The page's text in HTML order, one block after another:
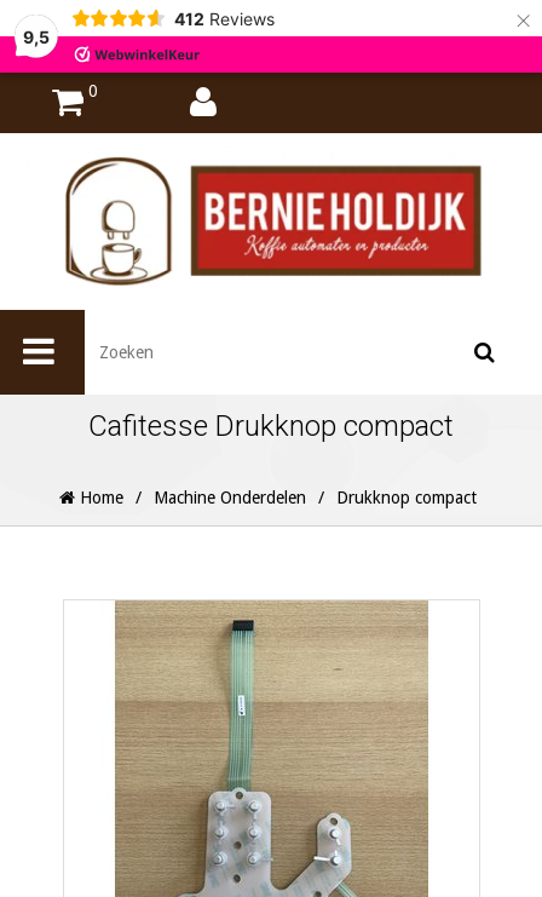
9,5
412 Reviews ×
0
Cafitesse Drukknop compact
Home / Machine Onderdelen / Drukknop compact